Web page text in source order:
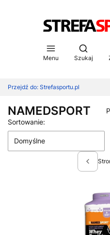
Menu
Otwórz
Szukaj
Przejdź do: Strefasportu.pl
NAMEDSPORT
Lista produktów
Sortowanie:
Domyślne